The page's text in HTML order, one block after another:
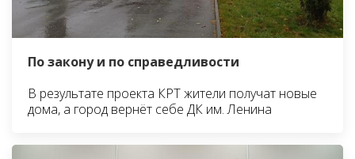
По закону и по справедливости
В результате проекта КРТ жители получат новые
дома, а город вернёт себе ДК им. Ленина